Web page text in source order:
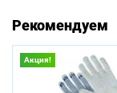
Рекомендуем
Акция!